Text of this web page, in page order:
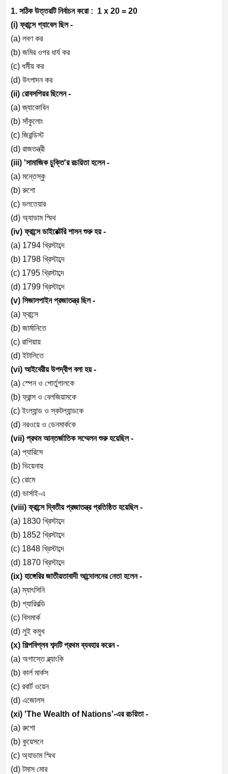
1. সঠিক উত্তরটি নির্বাচন করো : 1 x 20 = 20
(i)ফ্রান্সে গ্যাবেল ছিল -
(a) লবণ কর
(b) জমির ওপর ধার্য কর
(c) ধর্মীয় কর
(d) উৎপাদন কর
(ii) রোবসপিয়র ছিলেন -
(a)জ্যাকোবিন
(b) সাঁকুলোং
(c) জিরন্ডিস্ট
(d) রাজতন্ত্রী
(iii) 'সামাজিক চুক্তি'র রচয়িতা হলেন -
(a) মন্তেস্কু
(b)রুশো
(c) ভলতেয়ার
(d) অ্যাডাম স্মিথ
(iv)ফ্রান্সে ডাইরেক্টরি শাসন শুরু হয় -
(a) 1794 খ্রিস্টাব্দে
(b) 1798 খ্রিস্টাব্দে
(c) 1795 খ্রিস্টাব্দে
(d) 1799 খ্রিস্টাব্দে
(v) সিজালপাইন প্রজাতন্ত্র ছিল -
(a)ফ্রান্সে
(b) জার্মানিতে
(c) রাশিয়ায়
(d)ইটালিতে
(vi) আইবেরীয় উপদ্বীপ বলা হয় -
(a) স্পেন ও পোর্তুগালকে
(b)ফ্রান্স ও বেলজিয়ামকে
(c)ইংল্যান্ড ও স্কটল্যান্ডকে
(d) নরওয়ে ও ডেনমার্ককে
(vii) প্রথম আন্তর্জাতিক সম্মেলন শুরু হয়েছিল -
(a) প্যারিসে
(b) ভিয়েনায়
(c) রোমে
(d) ভার্সাই-এ
(viii)ফ্রান্সে দ্বিতীয় প্রজাতন্ত্র প্রতিষ্ঠিত হয়েছিল -
(a) 1830 খ্রিস্টাব্দে
(b) 1852 খ্রিস্টাব্দে
(c) 1848 খ্রিস্টাব্দে
(d) 1870 খ্রিস্টাব্দে
(ix) হাঙ্গেরির জাতীয়তাবাদী আন্দোলনের নেতা হলেন -
(a)ম্যাৎসিনি
(b) গ্যারিবল্ডি
(c) বিসমার্ক
(d) লুই কমুখ
(x) শিল্পবিপ্লব শব্দটি প্রথম ব্যবহার করেন -
(a) অগাস্তে ব্ল্যাংকি
(b) কার্ল মার্কস
(c) রবার্ট ওয়েন
(d) এজোলস
(xi) 'The Wealth of Nations'-এর রচয়িতা -
(a)রুশো
(b) কুয়েসনে
(c) অ্যাডাম স্মিথ
(d)টমাস মোর